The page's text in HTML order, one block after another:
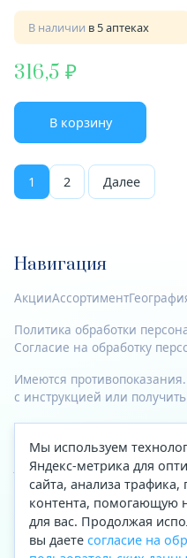
В наличии в 5 аптеках
316,5
В корзину
1 2 Далее
Навигация
АкцииАссортимент
Политика обработки
Согласие на обработку
Имеются
с инструкцией или
© 2023—2026 Все права
Адрес
Архангельск, ул.
автоцентра «Тойота»)
Приемная Генерального
Мы используем
Яндекс-метрика для
сайта, анализа трафика,
контента, помогающую
для вас. Продолжая
вы даете согласие на